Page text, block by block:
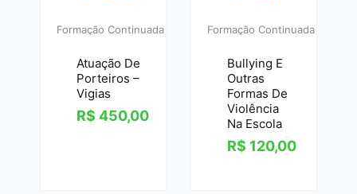
Formação Continuada
Atuação De
Porteiros –
Vigias
R$ 450,00
Formação Continuada
Bullying E
Outras
Formas De
Violência
Na Escola
R$ 120,00